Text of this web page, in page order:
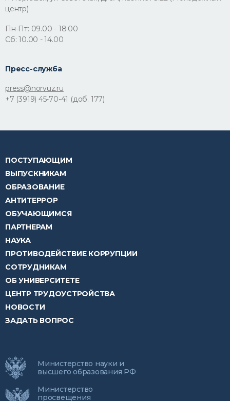
центр)
Пн-Пт: 09.00 - 18.00
Сб: 10.00 - 14.00
Пресс-служба
press@norvuz.ru
+7 (3919) 45-70-41 (доб. 177)
ПОСТУПАЮЩИМ
ВЫПУСКНИКАМ
ОБРАЗОВАНИЕ
АНТИТЕРРОР
ОБУЧАЮЩИМСЯ
ПАРТНЕРАМ
НАУКА
ПРОТИВОДЕЙСТВИЕ КОРРУПЦИИ
СОТРУДНИКАМ
ОБ УНИВЕРСИТЕТЕ
ЦЕНТР ТРУДОУСТРОЙСТВА
НОВОСТИ
ЗАДАТЬ ВОПРОС
Министерство науки и
высшего образования РФ
Министерство
просвещения